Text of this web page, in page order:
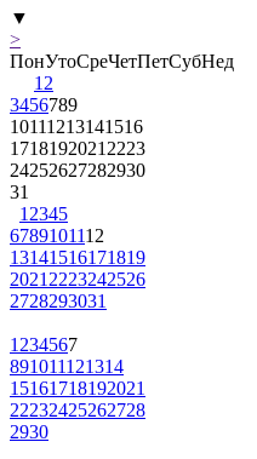
▼
>
ПонУтоСреЧетПетСубНед
1 2
3456789
10111213141516
1718192021 2223
24252627282930
31
1 2345
6789101112
13141516171819
2021 2223242526
2728293031
1 234567
891011121314
15161718192021
22232425262728
2930